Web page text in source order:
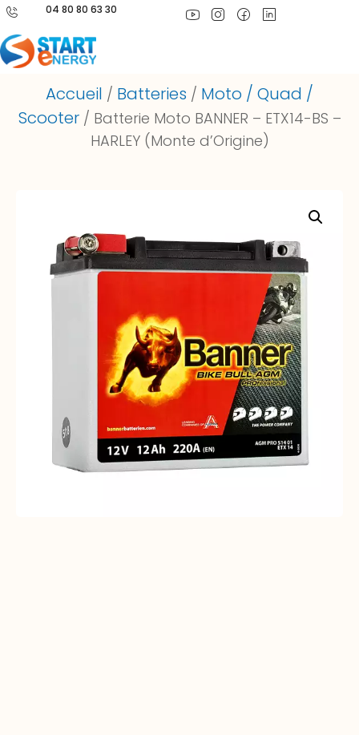
04 80 80 63 30
Accueil / Batteries / Moto / Quad /
Scooter/ Batterie Moto BANNER – ETX14-BS –
HARLEY (Monte d’Origine)